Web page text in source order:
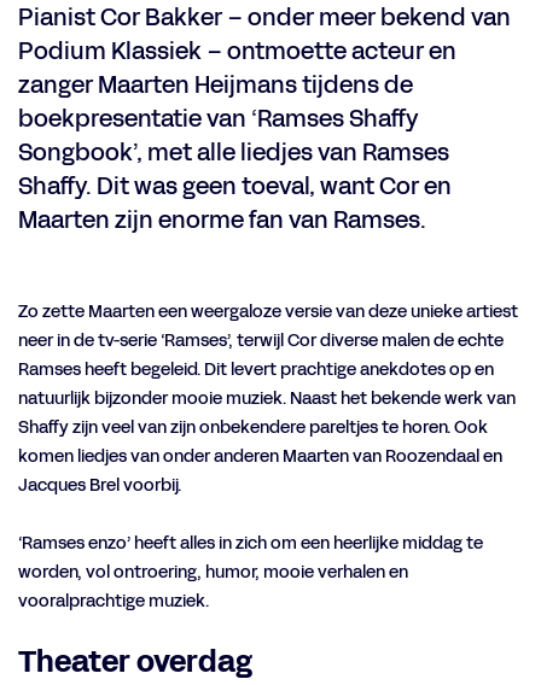
Pianist Cor Bakker – onder meer bekend van
Podium Klassiek – ontmoette acteur en
zanger Maarten Heijmans tijdens de
boekpresentatie van ‘Ramses Shaffy
Songbook’, met alle liedjes van Ramses
Shaffy. Dit was geen toeval, want Cor en
Maarten zijn enorme fan van Ramses.
Zo zette Maarten een weergaloze versie van deze unieke artiest
neer in de tv-serie ‘Ramses’, terwijl Cor diverse malen de echte
Ramses heeft begeleid. Dit levert prachtige anekdotes op en
natuurlijk bijzonder mooie muziek. Naast het bekende werk van
Shaffy zijn veel van zijn onbekendere pareltjes te horen. Ook
komen liedjes van onder anderen Maarten van Roozendaal en
Jacques Brel voorbij.
‘Ramses enzo’ heeft alles in zich om een heerlijke middag te
worden, vol ontroering, humor, mooie verhalen en
vooralprachtige muziek.
Theater overdag
Inzoomen